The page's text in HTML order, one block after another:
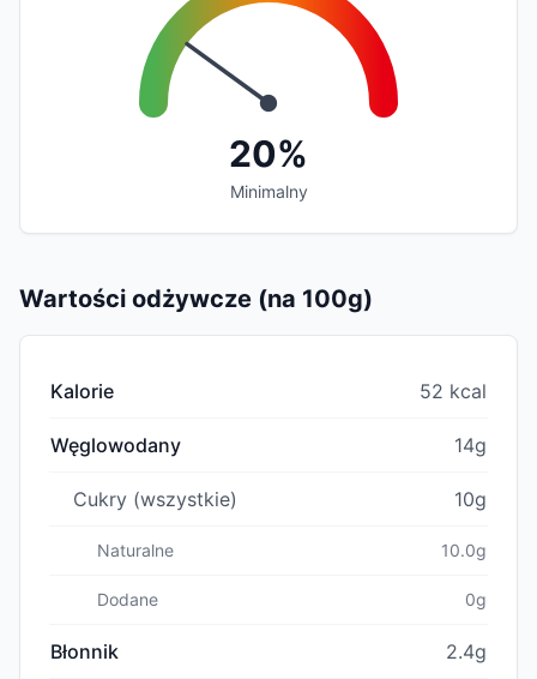
20%
Minimalny
Wartości odżywcze (na 100g)
Kalorie 52 kcal
Węglowodany 14g
Cukry (wszystkie) 10g
Naturalne 10.0g
Dodane 0g
Błonnik 2.4g